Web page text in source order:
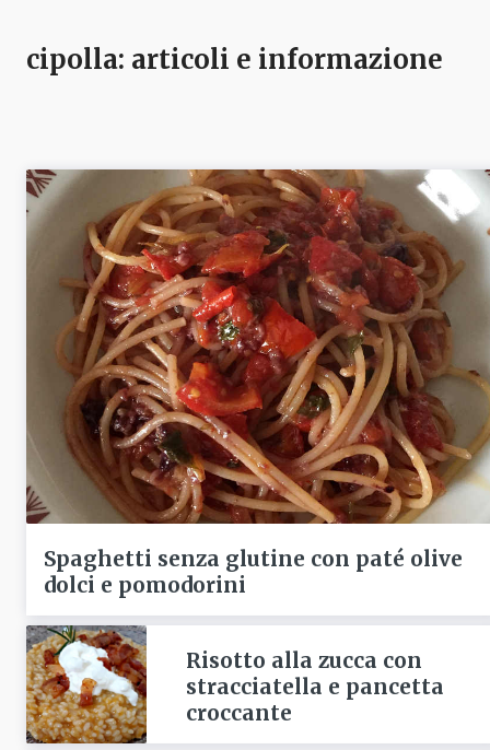
cipolla: articoli e informazione
Spaghetti senza glutine con paté olive
dolci e pomodorini
Risotto alla zucca con
stracciatella e pancetta
croccante